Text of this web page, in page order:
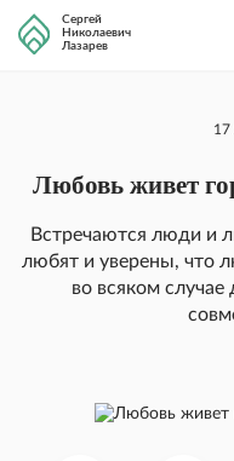
Сергей
Николаевич
Лазарев
Любовь живет
Встречаются люди и
любят и уверены, что
во всяком